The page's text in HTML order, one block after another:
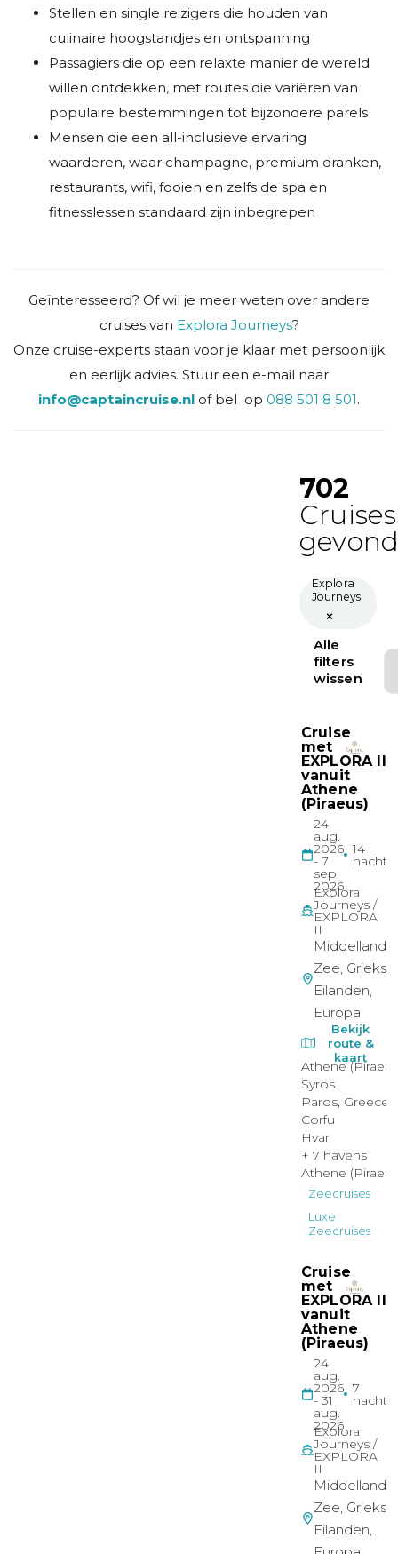
Stellen en single reizigers die houden van
culinaire hoogstandjes en ontspanning
Passagiers die op een relaxte manier de wereld
willen ontdekken, met routes die variëren van
populaire bestemmingen tot bijzondere parels
Mensen die een all-inclusieve ervaring
waarderen, waar champagne, premium dranken,
restaurants, wifi, fooien en zelfs de spa en
fitnesslessen standaard zijn inbegrepen
Geïnteresseerd? Of wil je meer weten over andere
cruises van Explora Journeys?
Onze cruise-experts staan voor je klaar met persoonlijk
en eerlijk advies. Stuur een e-mail naar
info@captaincruise.nl of bel op 088 501 8 501.